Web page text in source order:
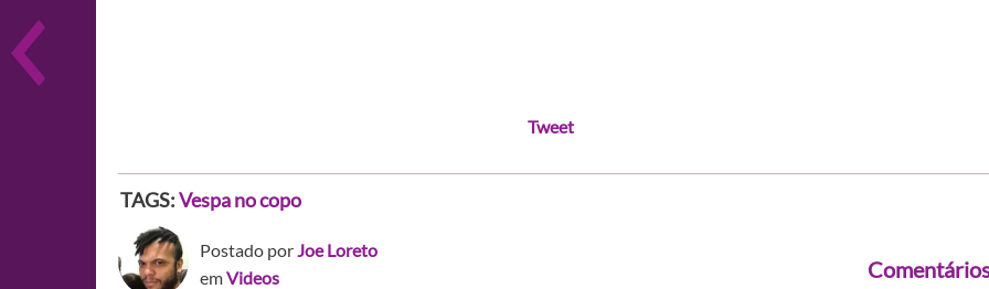
Tweet
TAGS:Vespa no copo
Postado porJoe Loreto
emVideos